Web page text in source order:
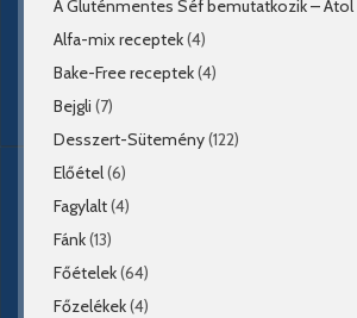
A Gluténmentes Séf bemutatkozik –
Alfa-mix receptek(4)
Bake-Free receptek(4)
Bejgli (7)
Desszert-Sütemény(122)
Előétel(6)
Fagylalt(4)
Fánk(13)
Főételek(64)
Főzelékek(4)